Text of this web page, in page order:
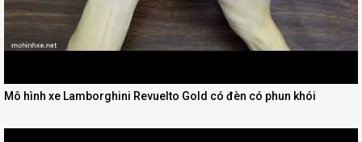
Mô hình xe Lamborghini Revuelto Gold có đèn có phun khói